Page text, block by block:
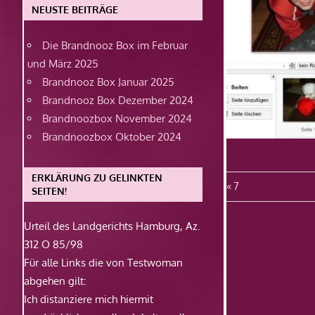
Vorheriger
Beitrag:
7
NEUSTE BEITRÄGE
Die Brandnooz Box im Februar
und März 2025
Brandnooz Box Januar 2025
Brandnooz Box Dezember 2024
Brandnoozbox November 2024
Brandnoozbox Oktober 2024
ERKLÄRUNG ZU GELINKTEN
SEITEN!
Urteil des Landgerichts Hamburg, Az.
312 O 85/98
Für alle Links die von Testwoman
abgehen gilt:
Ich distanziere mich hiermit